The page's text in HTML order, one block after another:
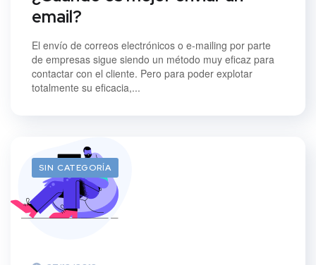
email?
El envío de correos electrónicos o e-mailing por parte
de empresas sigue siendo un método muy eficaz para
contactar con el cliente. Pero para poder explotar
totalmente su eficacia,...
SIN CATEGORÍA